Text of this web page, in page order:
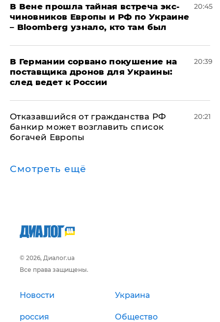
В Вене прошла тайная встреча экс-
чиновников Европы и РФ по Украине
– Bloomberg узнало, кто там был
20:45
​В Германии сорвано покушение на
поставщика дронов для Украины:
след ведет к России
20:39
Отказавшийся от гражданства РФ
банкир может возглавить список
богачей Европы
20:21
Смотреть ещё
© 2026, Диалог.ua
Все права защищены.
Новости Украина
россия Общество